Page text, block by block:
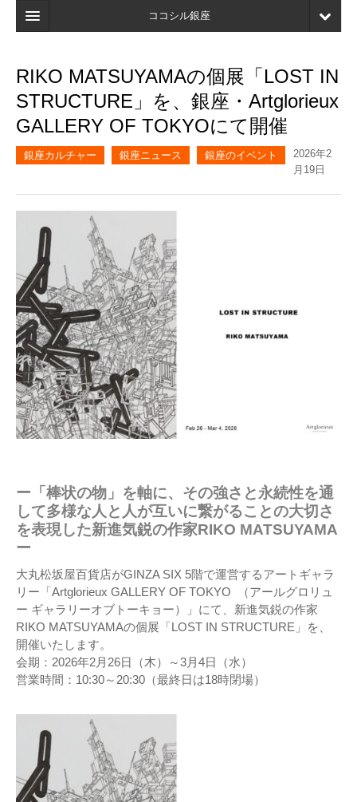
ココシル銀座
検索
口コミ
ブックマーク
RIKO MATSUYAMAの個展「LOST IN
STRUCTURE」を、銀座・Artglorieux
GALLERY OF TOKYOにて開催
銀座カルチャー 銀座ニュース 銀座のイベント
2026年2
月19日
ー「棒状の物」を軸に、その強さと永続性を通
して多様な人と人が互いに繋がることの大切さ
を表現した新進気鋭の作家RIKO MATSUYAMA
ー
大丸松坂屋百貨店がGINZA SIX 5階で運営するアートギャラ
リー「Artglorieux GALLERY OF TOKYO （アールグロリュ
ー ギャラリーオブトーキョー）」にて、新進気鋭の作家
RIKO MATSUYAMAの個展「LOST IN STRUCTURE」を、
開催いたします。
会期：2026年2月26日（木）～3月4日（水）
営業時間：10:30～20:30（最終日は18時閉場）